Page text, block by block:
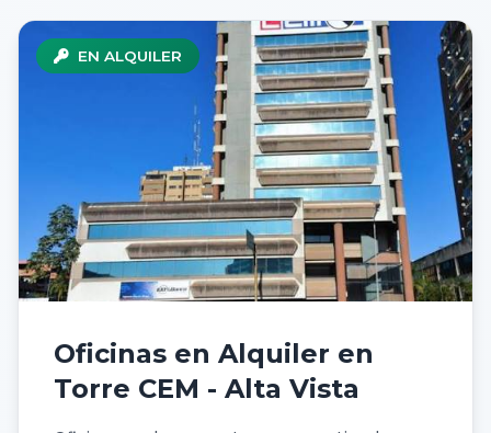
EN ALQUILER
Oficinas en Alquiler en
Torre CEM - Alta Vista